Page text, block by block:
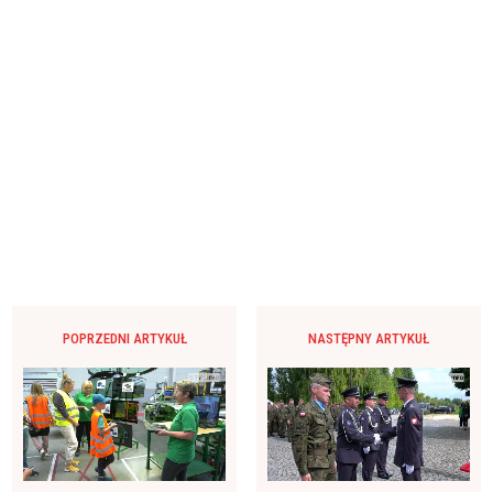
POPRZEDNI ARTYKUŁ NASTĘPNY ARTYKUŁ